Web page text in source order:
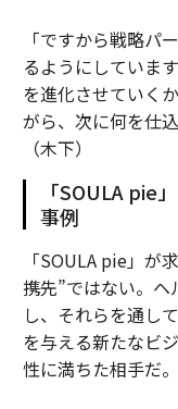
「ですから戦略パ
るようにしていま
を進化させていく
がら、次に何を仕
（木下）
「SOULA pie
事例
「SOULA pie」が
携先”ではない。
し、それらを通し
を与える新たなビ
性に満ちた相手だ